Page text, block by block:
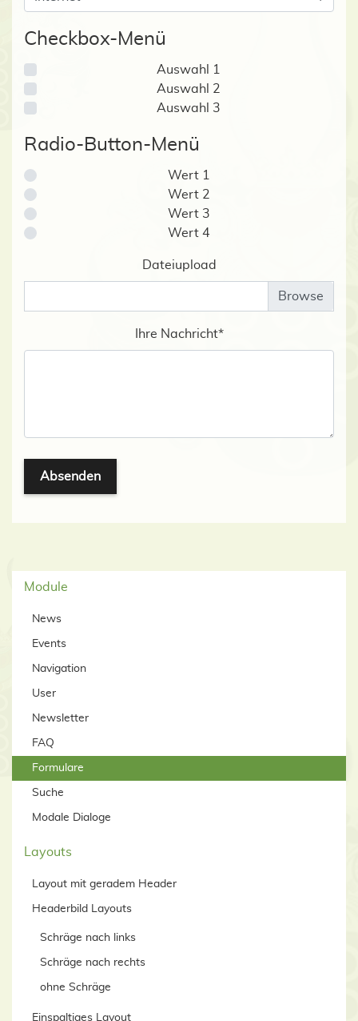
Checkbox-Menü
Auswahl 1
Auswahl 2
Auswahl 3
Radio-Button-Menü
Wert 1
Wert 2
Wert 3
Wert 4
Dateiupload
Ihre Nachricht*
Absenden
Module
News
Events
Navigation
User
Newsletter
FAQ
Formulare
Suche
Modale Dialoge
Layouts
Layout mit geradem Header
Headerbild Layouts
Schräge nach links
Schräge nach rechts
ohne Schräge
Einspaltiges Layout